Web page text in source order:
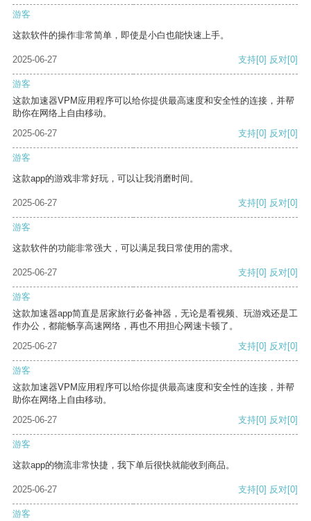
游客
这款软件的操作非常简单，即使是小白也能快速上手。
2025-06-27 支持[0] 反对[0]
游客
这款加速器VPM应用程序可以给你提供最高速度和安全性的连接，并帮
助你在网络上自由移动。
2025-06-27
支持[0] 反对[0]
游客
这款app的游戏非常好玩，可以让我消磨时间。
2025-06-27 支持[0] 反对[0]
游客
这款软件的功能非常强大，可以满足我日常使用的需求。
2025-06-27 支持[0] 反对[0]
游客
这款加速器app简直是居家旅行必备神器，无论是看视频、玩游戏还是工
作办公，都能畅享高速网络，再也不用担心网速卡顿了。
2025-06-27
支持[0] 反对[0]
游客
这款加速器VPM应用程序可以给你提供最高速度和安全性的连接，并帮
助你在网络上自由移动。
2025-06-27
支持[0] 反对[0]
游客
这款app的物流非常快捷，我下单后很快就能收到商品。
2025-06-27 支持[0] 反对[0]
游客